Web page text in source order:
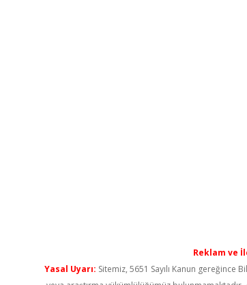
Reklam ve
Yasal Uyarı: Sitemiz, 5651 Sayılı Kanun